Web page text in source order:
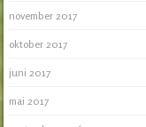
november 2017
oktober 2017
juni 2017
mai 2017